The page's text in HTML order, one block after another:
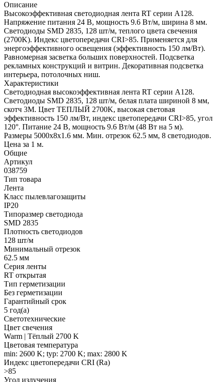
Описание
Высокоэффективная светодиодная лента RT серии A128.
Напряжение питания 24 В, мощность 9.6 Вт/м, ширина 8 мм.
Светодиоды SMD 2835, 128 шт/м, теплого цвета свечения
(2700K). Индекс цветопередачи CRI>85. Применяется для
энергоэффективного освещения (эффективность 150 лм/Вт).
Равномерная засветка больших поверхностей. Подсветка
рекламных конструкций и витрин. Декоративная подсветка
интерьера, потолочных ниш.
Характеристики
Светодиодная высокоэффективная лента RT серии A128.
Светодиоды SMD 2835, 128 шт/м, белая плата шириной 8 мм,
скотч 3M. Цвет ТЕПЛЫЙ 2700K, высокая световая
эффективность 150 лм/Вт, индекс цветопередачи CRI>85, угол
120°. Питание 24 В, мощность 9.6 Вт/м (48 Вт на 5 м).
Размеры 5000x8x1.6 мм. Мин. отрезок 62.5 мм, 8 светодиодов.
Цена за 1 м.
Общие
Артикул
038759
Тип товара
Лента
Класс пылевлагозащиты
IP20
Типоразмер светодиода
SMD 2835
Плотность светодиодов
128 шт/м
Минимальный отрезок
62.5 мм
Серия ленты
RT открытая
Тип герметизации
Без герметизации
Гарантийный срок
5 год(а)
Светотехнические
Цвет свечения
Warm | Тёплый 2700 K
Цветовая температура
min: 2600 K; typ: 2700 K; max: 2800 K
Индекс цветопередачи CRI (Ra)
>85
Угол излучения